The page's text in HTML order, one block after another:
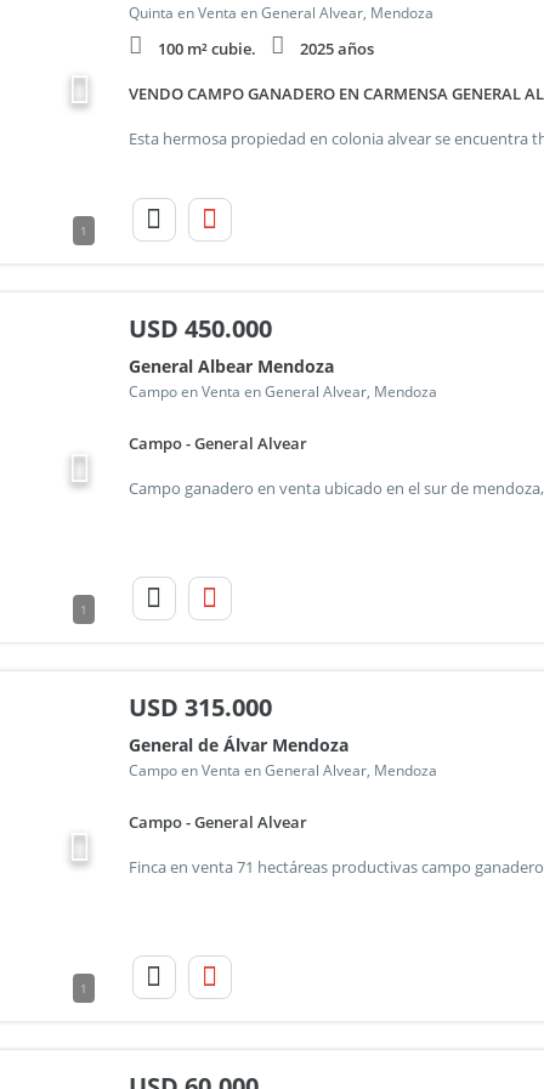
1
Quinta en Venta en General Alvear, Mendoza
100 m² cubie. 2025 años
VENDO CAMPO GANADERO EN CARMENSA GENERAL
1
USD 450.000
General Albear Mendoza
Campo en Venta en General Alvear, Mendoza
Campo - General Alvear
1
USD 315.000
General de Álvar Mendoza
Campo en Venta en General Alvear, Mendoza
Campo - General Alvear